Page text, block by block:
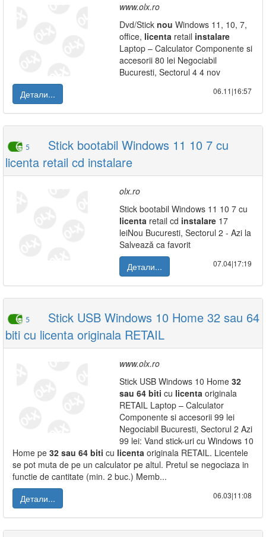
www.olx.ro
Dvd/Stick nou Windows 11, 10, 7,
office, licenta retail instalare
Laptop – Calculator Componente si
accesorii 80 lei Negociabil
Bucuresti, Sectorul 4 4 nov
Детали...
06.11|16:57
5
Stick bootabil Windows 11 10 7 cu
licenta retail cd instalare
olx.ro
Stick bootabil Windows 11 10 7 cu
licenta retail cd instalare 17
leiNou Bucuresti, Sectorul 2 - Azi la
Salvează ca favorit
Детали...
07.04|17:19
5
Stick USB Windows 10 Home 32 sau 64
biti cu licenta originala RETAIL
www.olx.ro
Stick USB Windows 10 Home 32
sau 64 biti cu licenta originala
RETAIL Laptop – Calculator
Componente si accesorii 99 lei
Negociabil Bucuresti, Sectorul 2 Azi
99 lei: Vand stick-uri cu Windows 10
Home pe 32 sau 64 biti cu licenta originala RETAIL. Licentele
se pot muta de pe un calculator pe altul. Pretul se negociaza in
functie de cantitate (min. 2 buc.) Memb...
Детали...
06.03|11:08